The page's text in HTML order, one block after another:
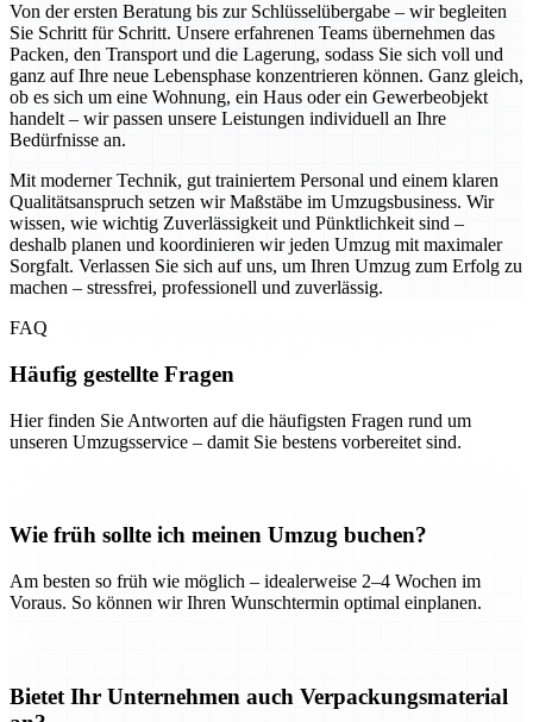
Von der ersten Beratung bis zur Schlüsselübergabe – wir begleiten
Sie Schritt für Schritt. Unsere erfahrenen Teams übernehmen das
Packen, den Transport und die Lagerung, sodass Sie sich voll und
ganz auf Ihre neue Lebensphase konzentrieren können. Ganz gleich,
ob es sich um eine Wohnung, ein Haus oder ein Gewerbeobjekt
handelt – wir passen unsere Leistungen individuell an Ihre
Bedürfnisse an.
Mit moderner Technik, gut trainiertem Personal und einem klaren
Qualitätsanspruch setzen wir Maßstäbe im Umzugsbusiness. Wir
wissen, wie wichtig Zuverlässigkeit und Pünktlichkeit sind –
deshalb planen und koordinieren wir jeden Umzug mit maximaler
Sorgfalt. Verlassen Sie sich auf uns, um Ihren Umzug zum Erfolg zu
machen – stressfrei, professionell und zuverlässig.
FAQ
Häufig gestellte Fragen
Hier finden Sie Antworten auf die häufigsten Fragen rund um
unseren Umzugsservice – damit Sie bestens vorbereitet sind.
Wie früh sollte ich meinen Umzug buchen?
Am besten so früh wie möglich – idealerweise 2–4 Wochen im
Voraus. So können wir Ihren Wunschtermin optimal einplanen.
Bietet Ihr Unternehmen auch Verpackungsmaterial